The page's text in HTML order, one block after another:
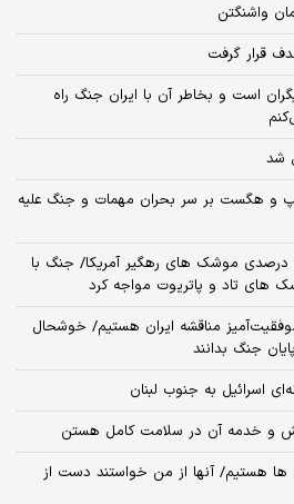
واشنگتن
است و بخاطر آن با ایران جنگ راه
شد
و هگست بر سر بحران مهمات و جنگ علیه
گزارش سی ان ان از کاهش ۸۰ درصدی موشک های رهگیر آمریکا/ جنگ با
های تاد و پاتریوت مواجه کرد
مناقشه ایران هستیم/ خوشحال
جنگ بدانند
اسرائیل به جنوب لبنان
و خدمه آن در سلامت کامل هستن
ها هستیم/ آنها از من خواستند دست از